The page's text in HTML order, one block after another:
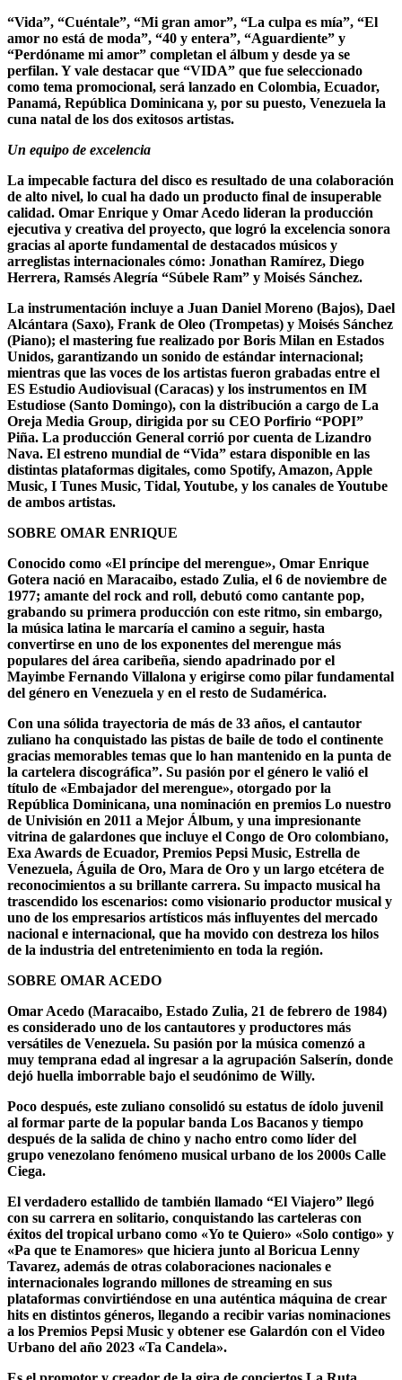
“Vida”, “Cuéntale”, “Mi gran amor”, “La culpa es mía”, “El
amor no está de moda”, “40 y entera”, “Aguardiente” y
“Perdóname mi amor” completan el álbum y desde ya se
perfilan. Y vale destacar que “VIDA” que fue seleccionado
como tema promocional, será lanzado en Colombia, Ecuador,
Panamá, República Dominicana y, por su puesto, Venezuela la
cuna natal de los dos exitosos artistas.
Un equipo de excelencia
La impecable factura del disco es resultado de una colaboración
de alto nivel, lo cual ha dado un producto final de insuperable
calidad. Omar Enrique y Omar Acedo lideran la producción
ejecutiva y creativa del proyecto, que logró la excelencia sonora
gracias al aporte fundamental de destacados músicos y
arreglistas internacionales cómo: Jonathan Ramírez, Diego
Herrera, Ramsés Alegría “Súbele Ram” y Moisés Sánchez.
La instrumentación incluye a Juan Daniel Moreno (Bajos), Dael
Alcántara (Saxo), Frank de Oleo (Trompetas) y Moisés Sánchez
(Piano); el mastering fue realizado por Boris Milan en Estados
Unidos, garantizando un sonido de estándar internacional;
mientras que las voces de los artistas fueron grabadas entre el
ES Estudio Audiovisual (Caracas) y los instrumentos en IM
Estudiose (Santo Domingo), con la distribución a cargo de La
Oreja Media Group, dirigida por su CEO Porfirio “POPI”
Piña. La producción General corrió por cuenta de Lizandro
Nava. El estreno mundial de “Vida” estara disponible en las
distintas plataformas digitales, como Spotify, Amazon, Apple
Music, I Tunes Music, Tidal, Youtube, y los canales de Youtube
de ambos artistas.
SOBRE OMAR ENRIQUE
Conocido como «El príncipe del merengue», Omar Enrique
Gotera nació en Maracaibo, estado Zulia, el 6 de noviembre de
1977; amante del rock and roll, debutó como cantante pop,
grabando su primera producción con este ritmo, sin embargo,
la música latina le marcaría el camino a seguir, hasta
convertirse en uno de los exponentes del merengue más
populares del área caribeña, siendo apadrinado por el
Mayimbe Fernando Villalona y erigirse como pilar fundamental
del género en Venezuela y en el resto de Sudamérica.
Con una sólida trayectoria de más de 33 años, el cantautor
zuliano ha conquistado las pistas de baile de todo el continente
gracias memorables temas que lo han mantenido en la punta de
la cartelera discográfica”. Su pasión por el género le valió el
título de «Embajador del merengue», otorgado por la
República Dominicana, una nominación en premios Lo nuestro
de Univisión en 2011 a Mejor Álbum, y una impresionante
vitrina de galardones que incluye el Congo de Oro colombiano,
Exa Awards de Ecuador, Premios Pepsi Music, Estrella de
Venezuela, Águila de Oro, Mara de Oro y un largo etcétera de
reconocimientos a su brillante carrera. Su impacto musical ha
trascendido los escenarios: como visionario productor musical y
uno de los empresarios artísticos más influyentes del mercado
nacional e internacional, que ha movido con destreza los hilos
de la industria del entretenimiento en toda la región.
SOBRE OMAR ACEDO
Omar Acedo (Maracaibo, Estado Zulia, 21 de febrero de 1984)
es considerado uno de los cantautores y productores más
versátiles de Venezuela. Su pasión por la música comenzó a
muy temprana edad al ingresar a la agrupación Salserín, donde
dejó huella imborrable bajo el seudónimo de Willy.
Poco después, este zuliano consolidó su estatus de ídolo juvenil
al formar parte de la popular banda Los Bacanos y tiempo
después de la salida de chino y nacho entro como líder del
grupo venezolano fenómeno musical urbano de los 2000s Calle
Ciega.
El verdadero estallido de también llamado “El Viajero” llegó
con su carrera en solitario, conquistando las carteleras con
éxitos del tropical urbano como «Yo te Quiero» «Solo contigo» y
«Pa que te Enamores» que hiciera junto al Boricua Lenny
Tavarez, además de otras colaboraciones nacionales e
internacionales logrando millones de streaming en sus
plataformas convirtiéndose en una auténtica máquina de crear
hits en distintos géneros, llegando a recibir varias nominaciones
a los Premios Pepsi Music y obtener ese Galardón con el Video
Urbano del año 2023 «Ta Candela».